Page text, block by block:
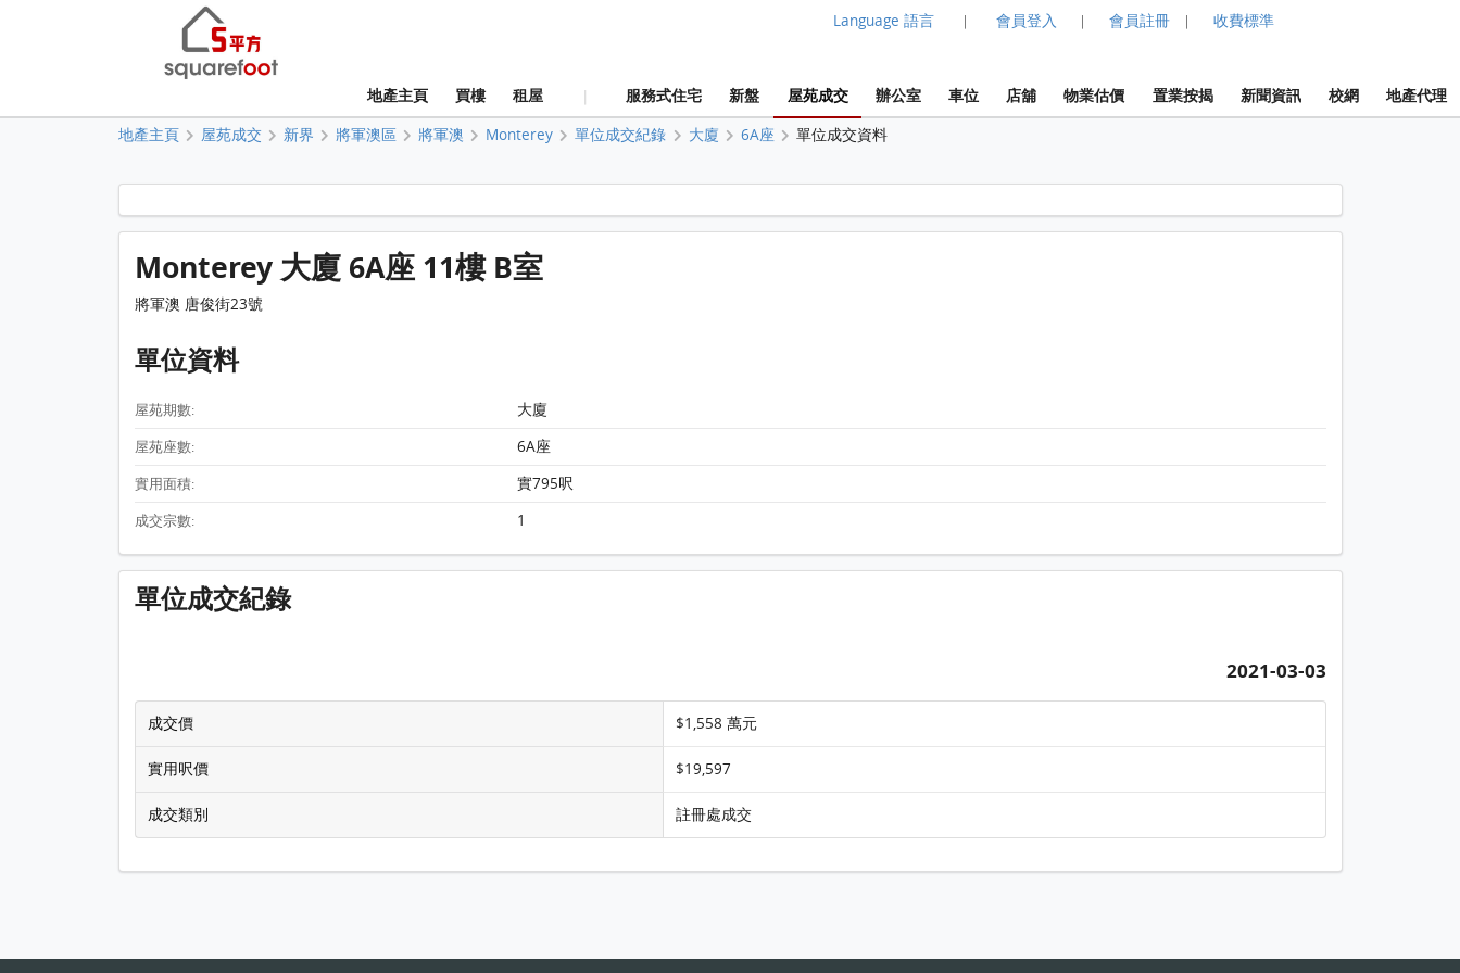
Language 語言 | 會員登入 | 會員註冊 | 收費標準
地產主頁 買樓 租屋 | 服務式住宅 新盤 屋苑成交 辦公室 車位 店舖 物業估價 置業按揭 新聞資訊 校網 地產代理
地產主頁 屋苑成交 新界 將軍澳區 將軍澳 Monterey 單位成交紀錄 大廈 6A座 單位成交資料
Monterey 大廈 6A座 11樓 B室 平面圖
Monterey 大廈 6A座 11樓 B室
將軍澳 唐俊街23號
單位資料
屋苑期數: 大廈
屋苑座數: 6A座
實用面積: 實795呎
成交宗數: 1
單位成交紀錄
2021-03-03
成交價 $1,558 萬元
實用呎價 $19,597
成交類別 註冊處成交